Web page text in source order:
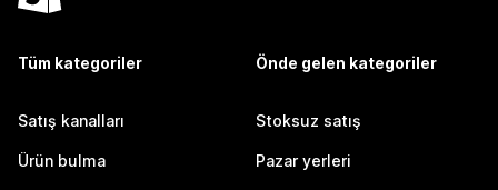
Tüm kategoriler
Satış kanalları
Ürün bulma
Önde gelen kategoriler
Stoksuz satış
Pazar yerleri